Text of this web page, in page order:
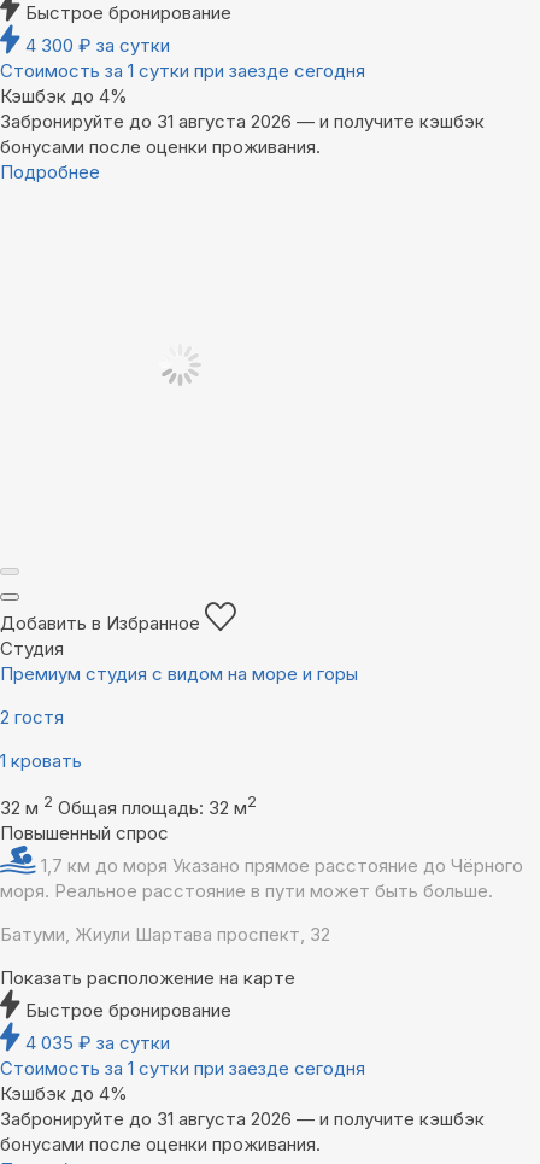
Быстрое бронирование
4 300 ₽ за сутки
Стоимость за 1 сутки при заезде сегодня
Кэшбэк до 4%
Забронируйте до 31 августа 2026 — и получите кэшбэк
бонусами после оценки проживания.
Подробнее
Добавить в Избранное
Студия
Премиум студия с видом на море и горы
2 гостя
1 кровать
32 м 2 Общая площадь: 32 м2
Повышенный спрос
1,7 км до моря Указано прямое расстояние до Чёрного
моря. Реальное расстояние в пути может быть больше.
Батуми, Жиули Шартава проспект, 32
Показать расположение на карте
Быстрое бронирование
4 035 ₽ за сутки
Стоимость за 1 сутки при заезде сегодня
Кэшбэк до 4%
Забронируйте до 31 августа 2026 — и получите кэшбэк
бонусами после оценки проживания.